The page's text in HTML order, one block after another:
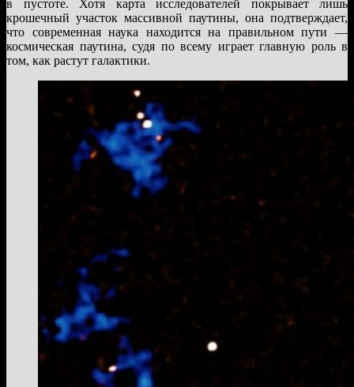
в пустоте. Хотя карта исследователей покрывает лишь
крошечный участок массивной паутины, она подтверждает,
что современная наука находится на правильном пути —
космическая паутина, судя по всему играет главную роль в
том, как растут галактики.